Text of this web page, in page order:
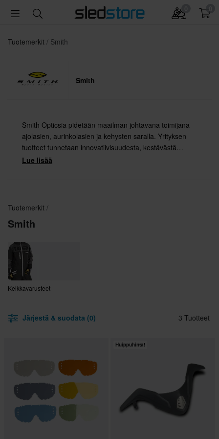
Tuotemerkit Smith
Smith
Smith Opticsia pidetään maailman johtavana toimijana
ajolasien, aurinkolasien ja kehysten saralla. Yrityksen
tuotteet tunnetaan innovatiivisuudesta, kestävästä
kehityksestä ja edistyksellisestä teknologiasta. Smith
Lue lisää
Tuotemerkit
Smith
Kelkkavarusteet
Järjestä & suodata (0) 3 Tuotteet
Huippuhinta!